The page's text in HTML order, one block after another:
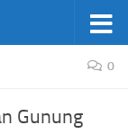
0
Gunung